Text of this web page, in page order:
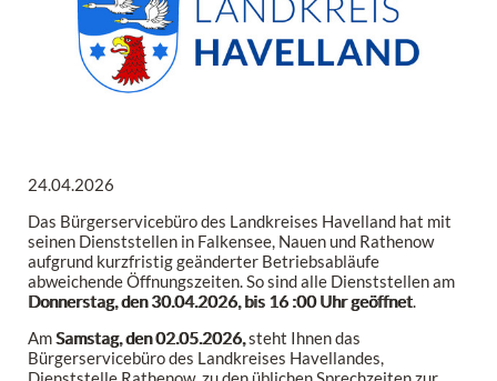
24.04.2026
Das Bürgerservicebüro des Landkreises Havelland hat mit
seinen Dienststellen in Falkensee, Nauen und Rathenow
aufgrund kurzfristig geänderter Betriebsabläufe
abweichende Öffnungszeiten. So sind alle Dienststellen am
Donnerstag, den 30.04.2026, bis 16 :00 Uhr geöffnet.
AmSamstag, den 02.05.2026,steht Ihnen das
Bürgerservicebüro des Landkreises Havellandes,